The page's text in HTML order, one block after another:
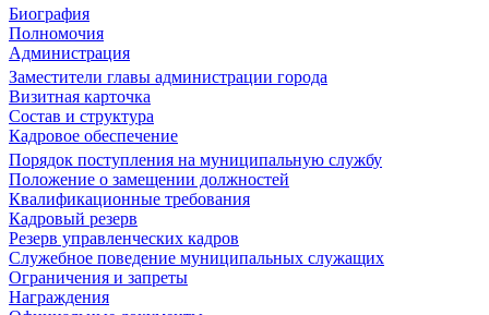
Биография
Полномочия
Администрация
Заместители главы администрации города
Визитная карточка
Состав и структура
Кадровое обеспечение
Порядок поступления на муниципальную службу
Положение о замещении должностей
Квалификационные требования
Кадровый резерв
Резерв управленческих кадров
Служебное поведение муниципальных служащих
Ограничения и запреты
Награждения